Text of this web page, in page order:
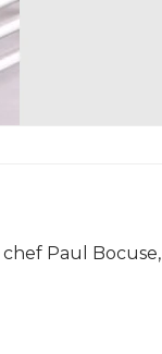
Paul Bocuse,